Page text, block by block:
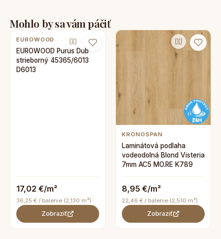
Mohlo by sa vám páčiť
EUROWOOD
EUROWOOD Purus Dub
strieborný 45365/6013
D6013
17,02 €/m²
36,25 € / balenie (2,130 m²)
Zobraziť
KRONOSPAN
Laminátová podlaha
vodeodolná Blond Visteria
7mm AC5 MO.RE K789
8,95 €/m²
22,46 € / balenie (2,510 m²)
Zobraziť